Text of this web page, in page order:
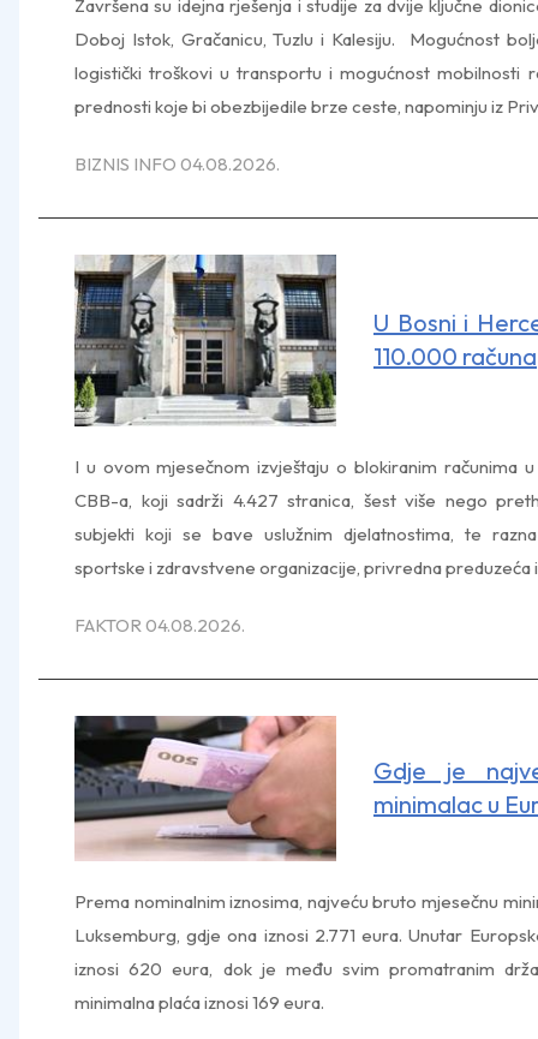
Završena su idejna rješenja i studije za dvije ključne
Doboj Istok, Gračanicu, Tuzlu i Kalesiju. Mogućnost
logistički troškovi u transportu i mogućnost mobilnosti
prednosti koje bi obezbijedile brze ceste, napominju iz
BIZNIS INFO 04.08.2026.
U Bosni i
110.000 računa
I u ovom mjesečnom izvještaju o blokiranim računima
CBB-a, koji sadrži 4.427 stranica, šest više nego
subjekti koji se bave uslužnim djelatnostima, te
sportske i zdravstvene organizacije, privredna preduzeća
FAKTOR 04.08.2026.
Gdje je
minimalac u
Prema nominalnim iznosima, najveću bruto mjesečnu
Luksemburg, gdje ona iznosi 2.771 eura. Unutar
iznosi 620 eura, dok je među svim promatranim
minimalna plaća iznosi 169 eura.